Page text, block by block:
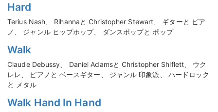
Hard
Terius Nash、 Rihannaと Christopher Stewart、 ギターと ピア
ノ、 ジャンル ヒップホップ、 ダンスポップと ポップ
Walk
Claude Debussy、 Daniel Adamsと Christopher Shiflett、 ウク
レレ、 ピアノと ベースギター、 ジャンル 印象派、 ハードロック
と メタル
Walk Hand In Hand